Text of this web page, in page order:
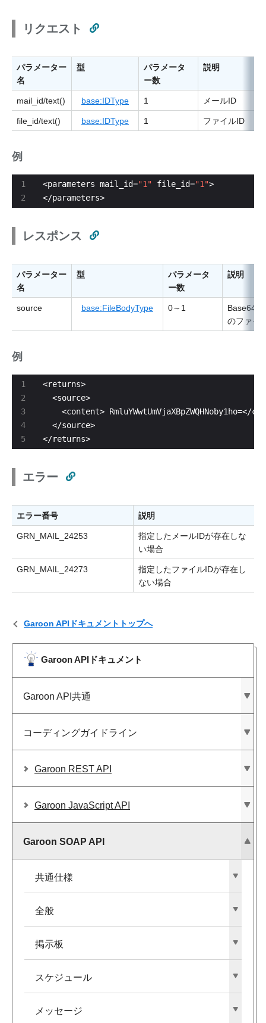
Garoon APIドキュメントトップへ
Garoon APIドキュメント
Garoon API共通
コーディングガイドライン
Garoon REST API
Garoon JavaScript API
Garoon SOAP API
共通仕様
全般
掲示板
スケジュール
メッセージ
リクエスト
パラメーター
名
型
パラメータ
ー数
説明
mail_id/text() base:IDType 1 メールID
file_id/text() base:IDType 1 ファイルID
例
<parameters mail_id="1" file_id="1"
</parameters>
レスポンス
パラメーター
名
型
パラメータ
ー数
説明
source base:FileBodyType 0～1
Base64形
のファイ
例
3
4
5
</returns>
エラー
エラー番号 説明
GRN_MAIL_24253
指定したメールIDが存在しな
い場合
GRN_MAIL_24273
指定したファイルIDが存在し
ない場合